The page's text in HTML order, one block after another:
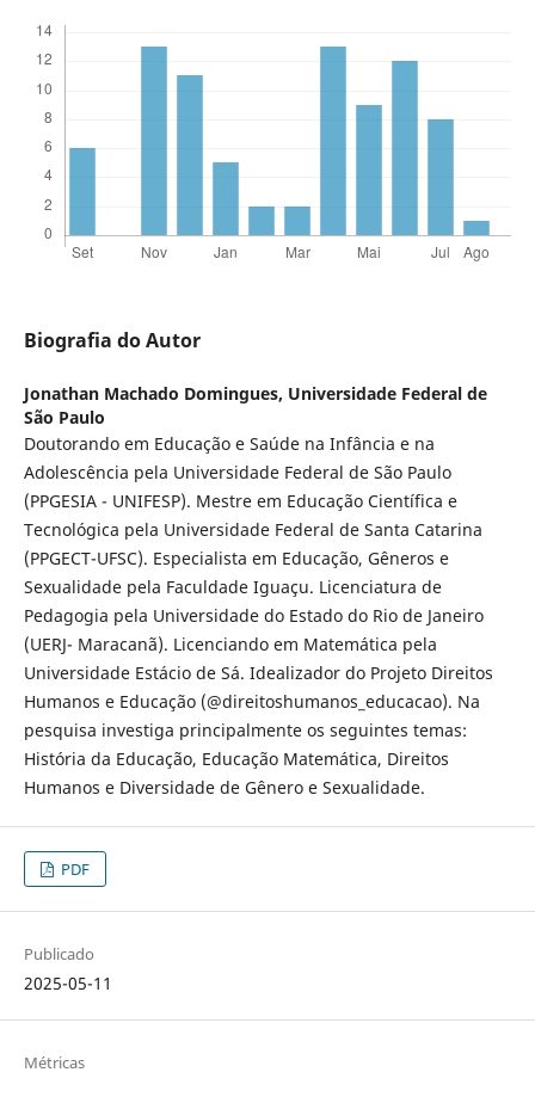
Biografia do Autor
Jonathan Machado Domingues, Universidade Federal de
São Paulo
Doutorando em Educação e Saúde na Infância e na
Adolescência pela Universidade Federal de São Paulo
(PPGESIA - UNIFESP). Mestre em Educação Científica e
Tecnológica pela Universidade Federal de Santa Catarina
(PPGECT-UFSC). Especialista em Educação, Gêneros e
Sexualidade pela Faculdade Iguaçu. Licenciatura de
Pedagogia pela Universidade do Estado do Rio de Janeiro
(UERJ- Maracanã). Licenciando em Matemática pela
Universidade Estácio de Sá. Idealizador do Projeto Direitos
Humanos e Educação (@direitoshumanos_educacao). Na
pesquisa investiga principalmente os seguintes temas:
História da Educação, Educação Matemática, Direitos
Humanos e Diversidade de Gênero e Sexualidade.
PDF
Publicado
2025-05-11
Métricas